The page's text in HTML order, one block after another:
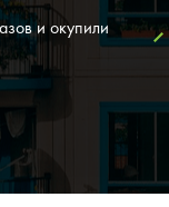
и окупили